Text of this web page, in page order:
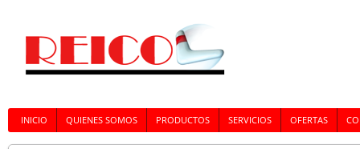
INICIO QUIENES SOMOS PRODUCTOS SERVICIOS OFERTAS